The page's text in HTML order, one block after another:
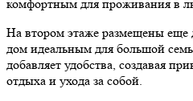
комфортным для проживания в
На втором этаже размещены еще
дом идеальным для большой
добавляет удобства, создавая
отдыха и ухода за собой.